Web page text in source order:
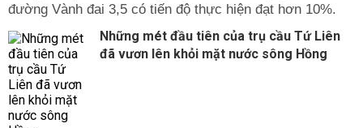
đường Vành đai 3,5 có tiến độ thực hiện đạt hơn 10%.
Những mét đầu tiên của trụ cầu Tứ Liên
đã vươn lên khỏi mặt nước sông Hồng